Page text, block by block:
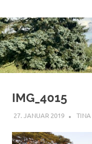
IMG_4015
27. JANUAR 2019 TINA